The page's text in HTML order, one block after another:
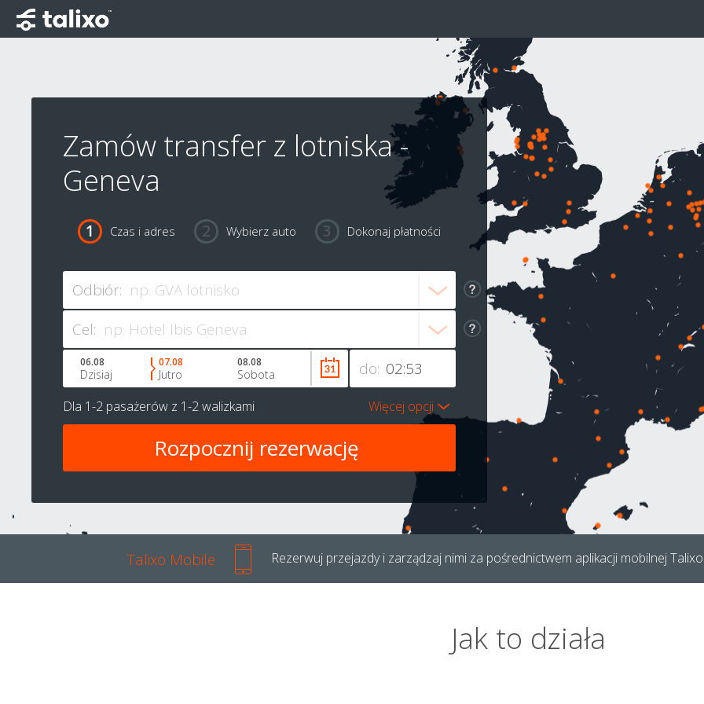
Zamów transfer z lotniska -
Geneva
Czas i adres Wybierz auto Dokonaj płatności
Odbiór:
Cel:
do:
06.08
Dzisiaj
07.08
Jutro
08.08
Sobota
Dla 1-2 pasażerów z 1-2 walizkami Więcej opcji
Talixo Mobile Rezerwuj przejazdy i zarządzaj nimi za pośrednictwem aplikacji mobilnej
Jak to działa